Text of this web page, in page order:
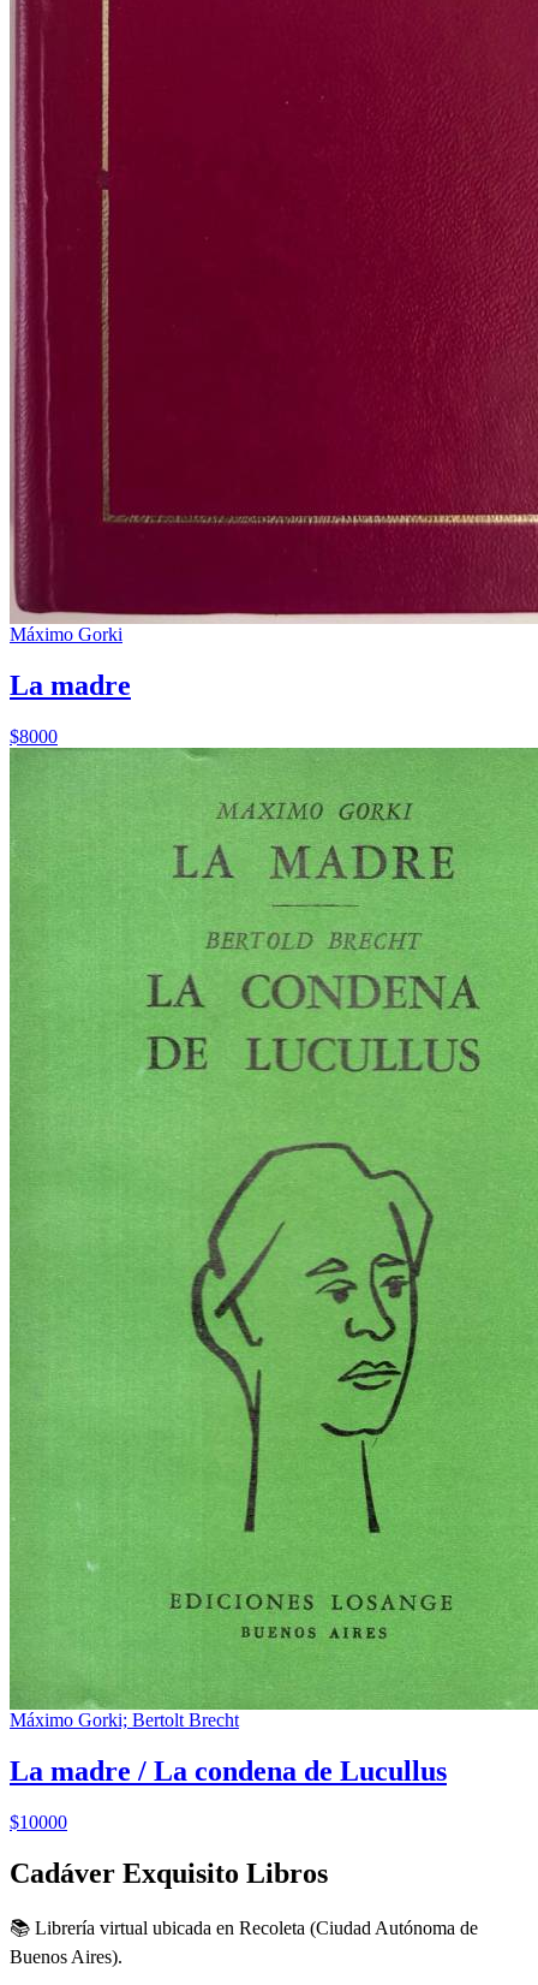
Máximo Gorki
La madre
$8000
Máximo Gorki; Bertolt Brecht
La madre / La condena de Lucullus
$10000
Cadáver Exquisito Libros
📚 Librería virtual ubicada en Recoleta (Ciudad Autónoma de
Buenos Aires).